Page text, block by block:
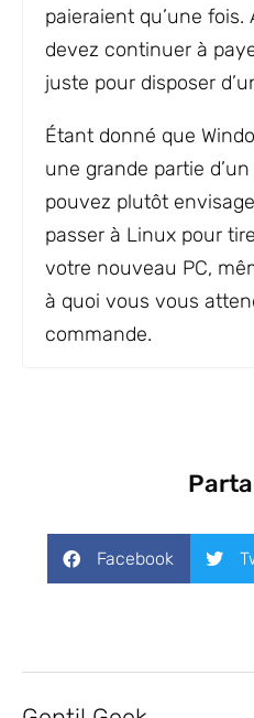
paieraient qu’une
devez continuer à
juste pour disposer
Étant donné que
une grande partie
pouvez plutôt
passer à Linux pour
votre nouveau PC,
à quoi vous vous
commande.
Facebook